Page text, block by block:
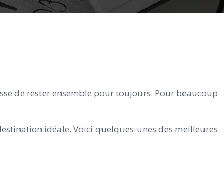
de rester ensemble pour toujours. Pour beaucoup
idéale. Voici quelques-unes des meilleures